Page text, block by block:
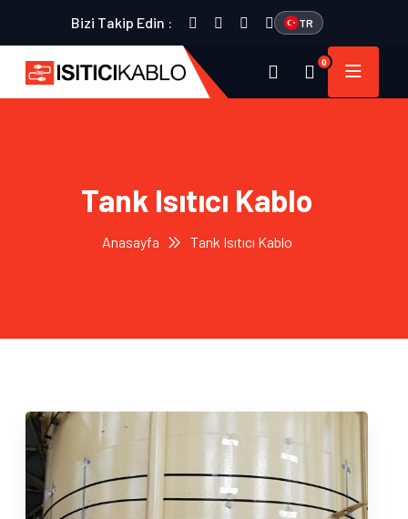
Bizi Takip Edin : TR
0
Tank Isıtıcı Kablo
Anasayfa Tank Isıtıcı Kablo